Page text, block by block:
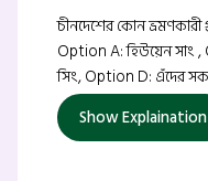
চীনদেশের কোন
Option A: হিউয়েন সাং
সিং, Option D: এঁদের
Show Explaination